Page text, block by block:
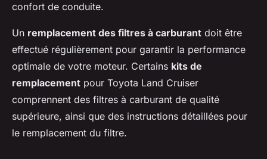
confort de conduite.
Un remplacement des filtres à carburant doit être
effectué régulièrement pour garantir la performance
optimale de votre moteur. Certains kits de
remplacement pour Toyota Land Cruiser
comprennent des filtres à carburant de qualité
supérieure, ainsi que des instructions détaillées pour
le remplacement du filtre.